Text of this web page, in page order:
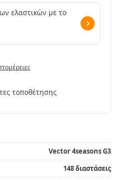
ελαστικών με το
τοποθέτησης
Vector 4seasons G3
148 διαστάσεις